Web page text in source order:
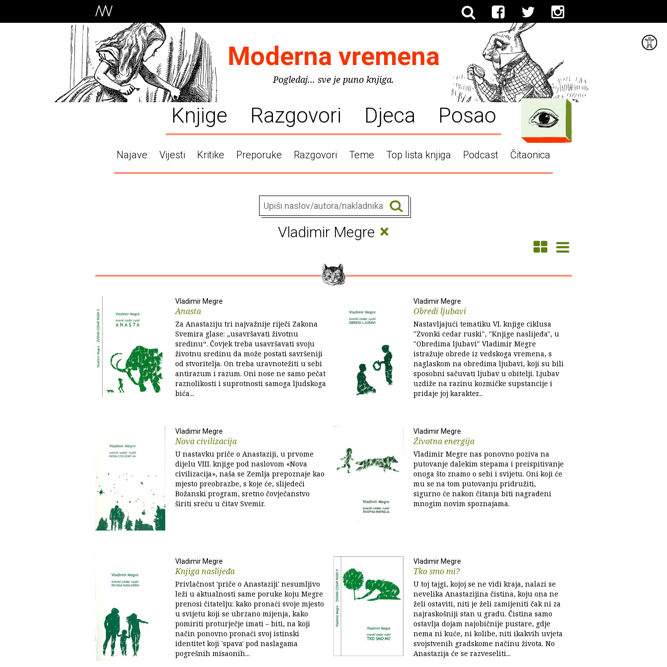
Moderna vremena
Pogledaj... sve je puno knjiga.
Knjige Razgovori Djeca Posao
Najave Vijesti Kritike Preporuke Razgovori Teme Top lista knjiga Podcast Čitaonica
Vladimir Megre ×
Vladimir Megre
Anasta
Za Anastaziju tri najvažnije riječi Zakona
Svemira glase: „usavršavati životnu
sredinu“. Čovjek treba usavršavati svoju
životnu sredinu da može postati savršeniji
od stvoritelja. On treba uravnotežiti u sebi
antirazum i razum. Oni nose ne samo pečat
raznolikosti i suprotnosti samoga ljudskoga
bića...
Vladimir Megre
Obredi ljubavi
Nastavljajući tematiku VI. knjige ciklusa
"Zvonki cedar ruski", "Knjige naslijeđa", u
"Obredima ljubavi" Vladimir Megre
istražuje obrede iz vedskoga vremena, s
naglaskom na obredima ljubavi, koji su bili
sposobni sačuvati ljubav u obitelji. Ljubav
uzdiže na razinu kozmičke supstancije i
pridaje joj karakter...
Vladimir Megre
Nova civilizacija
U nastavku priče o Anastaziji, u prvome
dijelu VIII. knjige pod naslovom «Nova
civilizacija», naša se Zemlja prepoznaje kao
mjesto preobrazbe, s koje će, slijedeći
Božanski program, sretno čovječanstvo
širiti sreću u čitav Svemir.
Vladimir Megre
Životna energija
Vladimir Megre nas ponovno poziva na
putovanje dalekim stepama i preispitivanje
onoga što znamo o sebi i svijetu. Oni koji će
mu se na tom putovanju pridružiti,
sigurno će nakon čitanja biti nagrađeni
mnogim novim spoznajama.
Vladimir Megre
Knjiga naslijeđa
Privlačnost 'priče o Anastaziji' nesumljivo
leži u aktualnosti same poruke koju Megre
prenosi čitatelju: kako pronaći svoje mjesto
u svijetu koji se ubrzano mijenja, kako
pomiriti proturječje imati – biti, na koji
način ponovno pronaći svoj istinski
identitet koji 'spava' pod naslagama
pogrešnih misaonih...
Vladimir Megre
Tko smo mi?
U toj tajgi, kojoj se ne vidi kraja, nalazi se
nevelika Anastazijina čistina, koju ona ne
želi ostaviti, niti je želi zamijeniti čak ni za
najraskošniji stan u gradu. Čistina samo
ostavlja dojam najobičnije pustare, gdje
nema ni kuće, ni kolibe, niti ikakvih uvjeta
svojstvenih gradskome načinu života. No
Anastazija će se razveseliti...